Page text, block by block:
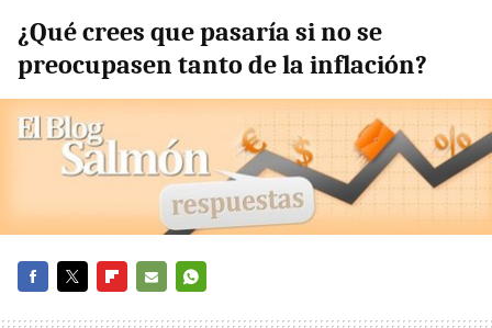
¿Qué crees que pasaría si no se
preocupasen tanto de la inflación?